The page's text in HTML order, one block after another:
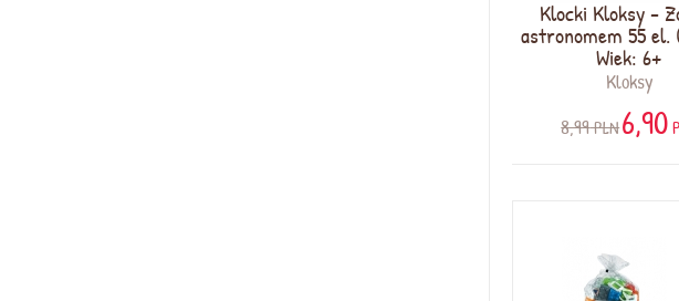
Klocki Kloksy -
astronomem 55 el.
Wiek: 6+
Kloksy
8,99PLN6,90